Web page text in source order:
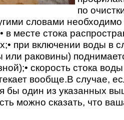
по
словами
• в месте стока
• при включении воды в
или раковины)
• скорость стока
вообще.В случае,
бы один из указанных
можно сказать, что